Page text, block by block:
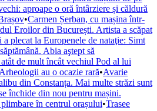
aproape o oră întârziere și căldură
•Carmen Șerban, cu mașina într-
Eroilor din București. Artista a scăpat
plecat la Europenele de nataţie: Simt
Abia aştept să
de mult încât vechiul Pod al lui
au o ocazie rară•Avarie
din Constanța. Mai multe străzi sunt
închide din nou pentru mașini.
în centrul orașului•Trasee